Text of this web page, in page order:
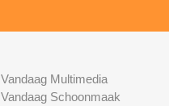
Vandaag Multimedia
Vandaag Schoonmaak